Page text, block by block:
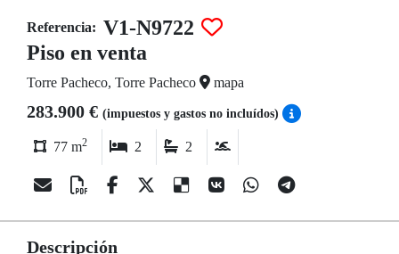
Referencia: V1-N9722
Piso en venta
Torre Pacheco, Torre Pacheco mapa
283.900 € (impuestos y gastos no incluídos)
77 m2 2 2
Descripción